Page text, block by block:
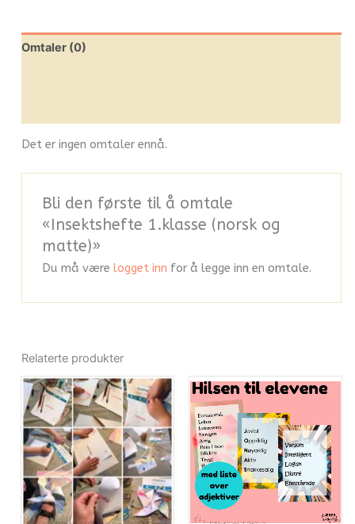
Omtaler (0)
Det er ingen omtaler ennå.
Bli den første til å omtale
«Insektshefte 1.klasse (norsk og
matte)»
Du må være logget inn for å legge inn en omtale.
Relaterte produkter